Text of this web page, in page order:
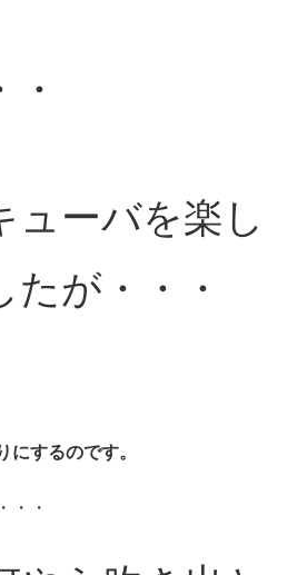
ューバを楽し
が・・・
にするのです。
・・